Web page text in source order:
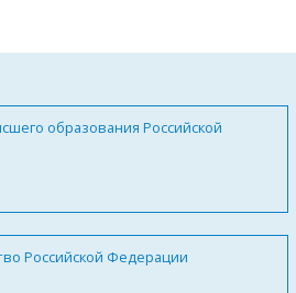
образования Российской
Российской Федерации